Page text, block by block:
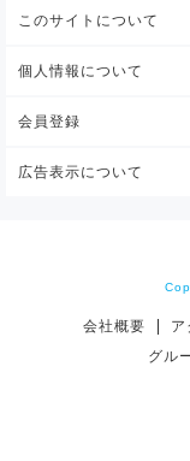
このサイトについて
個人情報について
会員登録
広告表示について
会社概要 ア
グル